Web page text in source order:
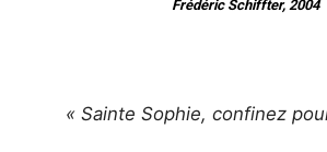
Frédéric Schiffter, 2004
« Sainte Sophie, confinez